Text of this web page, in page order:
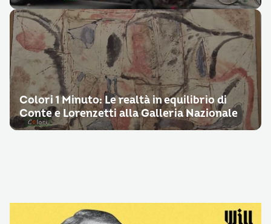
Colori 1 Minuto: Le realtà in equilibrio di
Conte e Lorenzetti alla Galleria Nazionale